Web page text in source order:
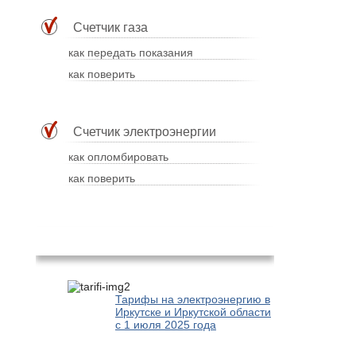
Счетчик газа
как передать показания
как поверить
Счетчик электроэнергии
как опломбировать
как поверить
Тарифы на электроэнергию в
Иркутске и Иркутской области
с 1 июля 2025 года